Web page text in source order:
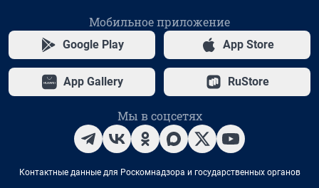
Мобильное приложение
Google Play App Store
App Gallery RuStore
Мы в соцсетях
Контактные данные для Роскомнадзора и государственных органов